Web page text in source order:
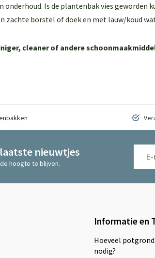
Is de plantenbak vies geworden
zachte borstel of doek en met lauw/koud
cleaner of andere
nieuwtjes
hoogte te blijven.
Informatie en
Hoeveel
nodig?